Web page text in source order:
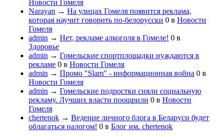
Новости Гомеля
Narayan → На улицах Гомеля появится реклама,
которая научит говорить по-белорусски 0 в Новости
Гомеля
admin → Нет, рекламе алкоголя в Гомеле! 0 в
Здоровье
admin → Гомельские спортплощадки нуждаются в
рекламе 0 в Новости Гомеля
admin → Промо "Slam" - информационная война 0 в
Новости Гомеля
admin → Гомельские подростки сняли социальную
рекламу. Лучших власти поощрили 0 в Новости
Гомеля
chertenok → Ведение личного блога в Беларуси будет
облагаться налогом! 0 в Блог им. chertenok